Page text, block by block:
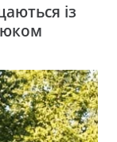
із